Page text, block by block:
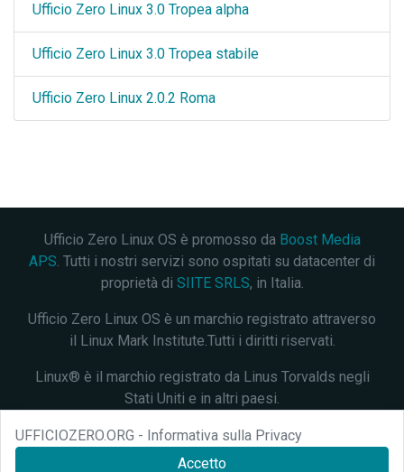
Ufficio Zero Linux 3.0 Tropea alpha
Ufficio Zero Linux 3.0 Tropea stabile
Ufficio Zero Linux 2.0.2 Roma
Ufficio Zero Linux OS è promosso da Boost Media
APS. Tutti i nostri servizi sono ospitati su datacenter di
proprietà di SIITE SRLS, in Italia.
Ufficio Zero Linux OS è un marchio registrato attraverso
il Linux Mark Institute.Tutti i diritti riservati.
Linux® è il marchio registrato da Linus Torvalds negli
Stati Uniti e in altri paesi.
Questo progetto è distribuito con licenza
Commons Attribution 4.0 International
UFFICIOZERO.ORG - Informativa sulla Privacy
Accetto